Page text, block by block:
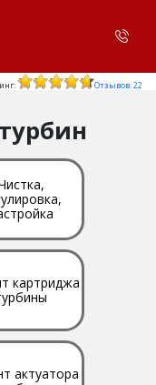
Отзывов: 22
картриджа
актуатора